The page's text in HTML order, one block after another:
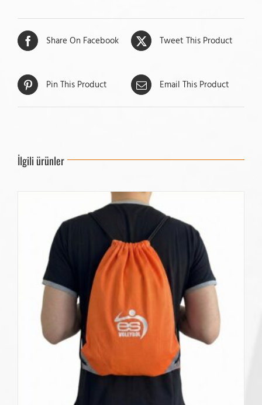
Share On Facebook Tweet This Product
Pin This Product Email This Product
İlgili ürünler